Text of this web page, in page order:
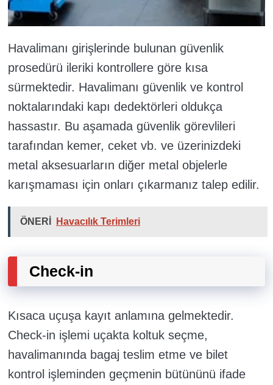
Havalimanı girişlerinde bulunan güvenlik
prosedürü ileriki kontrollere göre kısa
sürmektedir. Havalimanı güvenlik ve kontrol
noktalarındaki kapı dedektörleri oldukça
hassastır. Bu aşamada güvenlik görevlileri
tarafından kemer, ceket vb. ve üzerinizdeki
metal aksesuarların diğer metal objelerle
karışmaması için onları çıkarmanız talep edilir.
ÖNERİ Havacılık Terimleri
Check-in
Kısaca uçuşa kayıt anlamına gelmektedir.
Check-in işlemi uçakta koltuk seçme,
havalimanında bagaj teslim etme ve bilet
kontrol işleminden geçmenin bütününü ifade